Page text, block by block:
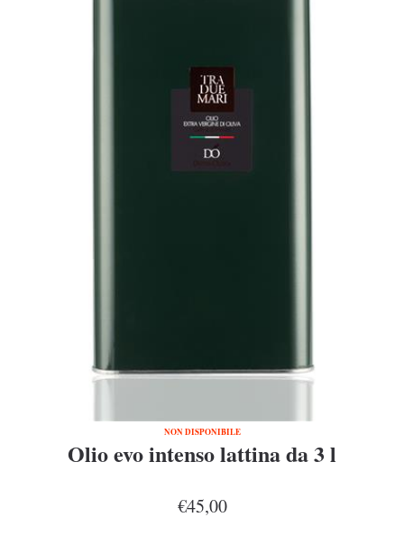
NON DISPONIBILE
Olio evo intenso lattina da 3 l
€45,00